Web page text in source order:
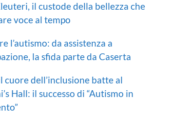
il custode della bellezza che
voce al tempo
l’autismo: da assistenza a
la sfida parte da Caserta
cuore dell’inclusione batte al
Hall: il successo di “Autismo in